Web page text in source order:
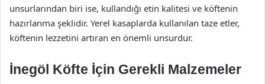
unsurlarından biri ise, kullandığı etin kalitesi ve köftenin
hazırlanma şeklidir. Yerel kasaplarda kullanılan taze etler,
köftenin lezzetini artıran en önemli unsurdur.
İnegöl Köfte İçin Gerekli Malzemeler